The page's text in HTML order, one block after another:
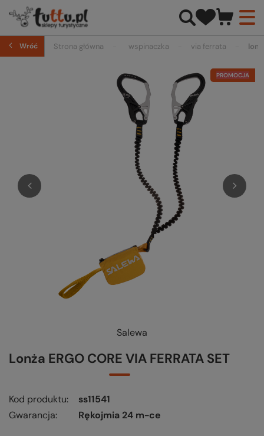
Wróć Strona główna wspinaczka via ferrata
PROMOCJA
Salewa
Lonża ERGO CORE VIA FERRATA SET
Kod produktu
ss11541
Gwarancja
Rękojmia 24 m-ce